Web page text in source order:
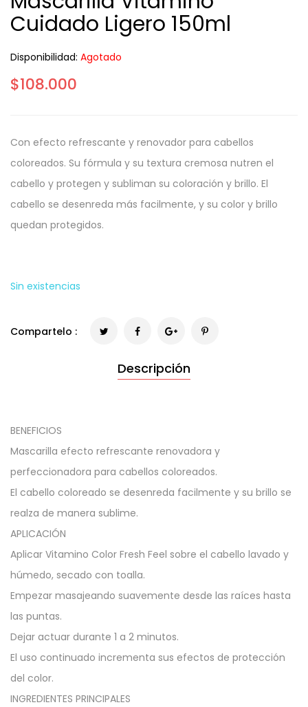
Cuidado Ligero 150ml
Disponibilidad: Agotado
$108.000
Con efecto refrescante y renovador para cabellos
coloreados. Su fórmula y su textura cremosa nutren el
cabello y protegen y subliman su coloración y brillo. El
cabello se desenreda más facilmente, y su color y brillo
quedan protegidos.
Sin existencias
Compartelo :
Descripción
BENEFICIOS
Mascarilla efecto refrescante renovadora y
perfeccionadora para cabellos coloreados.
El cabello coloreado se desenreda facilmente y su brillo se
realza de manera sublime.
APLICACIÓN
Aplicar Vitamino Color Fresh Feel sobre el cabello lavado y
húmedo, secado con toalla.
Empezar masajeando suavemente desde las raíces hasta
las puntas.
Dejar actuar durante 1 a 2 minutos.
El uso continuado incrementa sus efectos de protección
del color.
INGREDIENTES PRINCIPALES